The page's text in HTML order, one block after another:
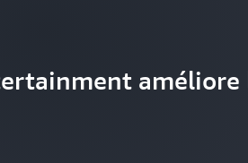
améliore
AWS pour
sans précédent
au nom de ses